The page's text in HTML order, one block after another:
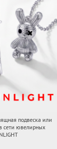
Получили:
подвеска или
сети ювелирных